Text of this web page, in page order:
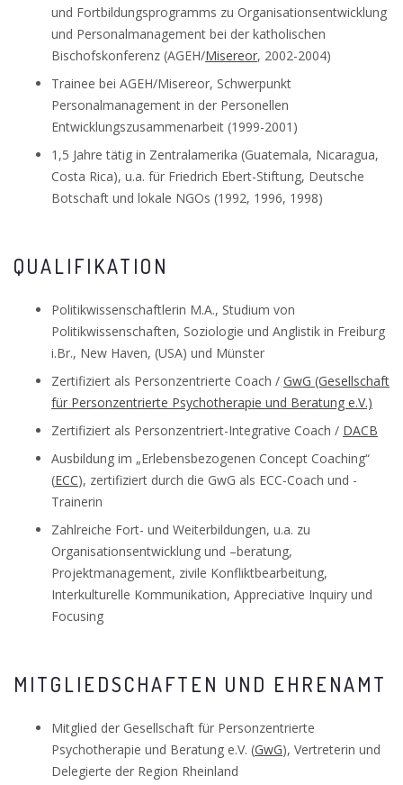
und Fortbildungsprogramms zu Organisationsentwicklung
und Personalmanagement bei der katholischen
Bischofskonferenz (AGEH/Misereor, 2002-2004)
Trainee bei AGEH/Misereor, Schwerpunkt
Personalmanagement in der Personellen
Entwicklungszusammenarbeit (1999-2001)
1,5 Jahre tätig in Zentralamerika (Guatemala, Nicaragua,
Costa Rica), u.a. für Friedrich Ebert-Stiftung, Deutsche
Botschaft und lokale NGOs (1992, 1996, 1998)
QUALIFIKATION
Politikwissenschaftlerin M.A., Studium von
Politikwissenschaften, Soziologie und Anglistik in Freiburg
i.Br., New Haven, (USA) und Münster
Zertifiziert als Personzentrierte Coach / GwG (Gesellschaft
für Personzentrierte Psychotherapie und Beratung e.V.)
Zertifiziert als Personzentriert-Integrative Coach / DACB
Ausbildung im „Erlebensbezogenen Concept Coaching“
(ECC), zertifiziert durch die GwG als ECC-Coach und -
Trainerin
Zahlreiche Fort- und Weiterbildungen, u.a. zu
Organisationsentwicklung und –beratung,
Projektmanagement, zivile Konfliktbearbeitung,
Interkulturelle Kommunikation, Appreciative Inquiry und
Focusing
MITGLIEDSCHAFTEN UND EHRENAMT
Mitglied der Gesellschaft für Personzentrierte
Psychotherapie und Beratung e.V. (GwG), Vertreterin und
Delegierte der Region Rheinland